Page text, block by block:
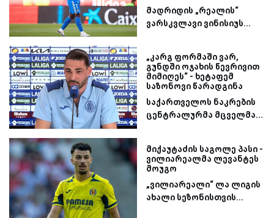
მადრიდის „რეალის“
ვარსკვლავი ვინისიუს...
„კარგ ფორმაში ვარ,
გუნდში ოჯახის წევრივით
მიმიღეს“ - ხეტაფემ
საზონოვი წარადგინა
საქართველოს ნაკრების
ცენტრალურმა მცველმა...
მიქაუტაძის საგოლე პასი -
ვილიარეალმა ლევანტეს
მოუგო
„ვილიარეალი“ ლა ლიგის
ახალი სეზონისთვის...